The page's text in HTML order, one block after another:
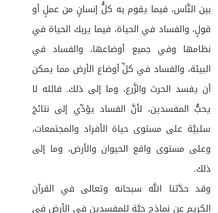
بين النَّاس، فيما يقوم به كلُّ إنسانٍ من عملٍ أو
قولٍ، والفساد في الحياة، فيما يربك الحياة في
نظامها وفي جميع أوضاعها، والفساد في
البيئة، والفساد في كلِّ أوضاع الأرض مما يمكن
أن يفسد الحرث والزَّرع، وما إلى ذلك. فالله لا
يحبُّ المفسدين، لأنَّ الفساد يؤدِّي إلى نتائجَ
سلبيَّة على مستوى حياة الأفراد والمجتمعات،
وعلى مستوى واقع الحيوان والأرض، وما إلى
ذلك.
وقد حدَّثنا الله سبحانه وتعالى في القرآن
الكريم عن نماذج حيَّة للمفسدين في الأرض في